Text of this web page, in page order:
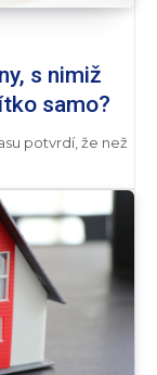
s nimiž
samo?
potvrdí, že než